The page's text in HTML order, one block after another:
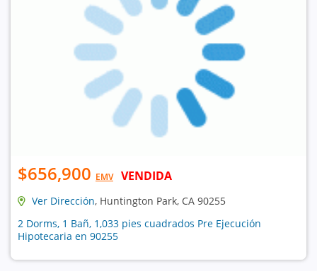
$656,900 EMV VENDIDA
Ver Dirección, Huntington Park, CA 90255
2 Dorms, 1 Bañ, 1,033 pies cuadrados Pre Ejecución
Hipotecaria en 90255